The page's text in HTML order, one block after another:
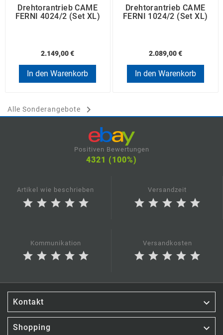
Drehtorantrieb CAME
FERNI 4024/2 (Set XL)
2.149,00 €
In den Warenkorb
Drehtorantrieb CAME
FERNI 1024/2 (Set XL)
2.089,00 €
In den Warenkorb
Alle Sonderangebote 
Positiven Bewertungen
4321 (100%)
Artikel wie beschrieben
star star star star star
Versandzeit
star star star star star
Kommunikation
star star star star star
Versandkosten
star star star star star
Kontakt 
Shopping 